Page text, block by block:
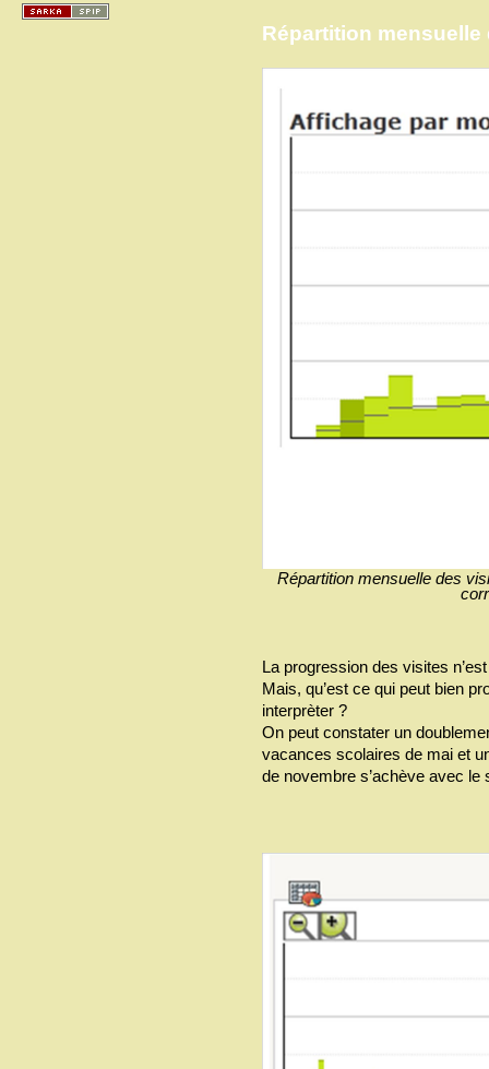
Répartition
Répartition mensuelle des
La progression des visites
Mais, qu’est ce qui peut bien
interprèter ?
On peut constater un
vacances scolaires de mai et
de novembre s’achève avec